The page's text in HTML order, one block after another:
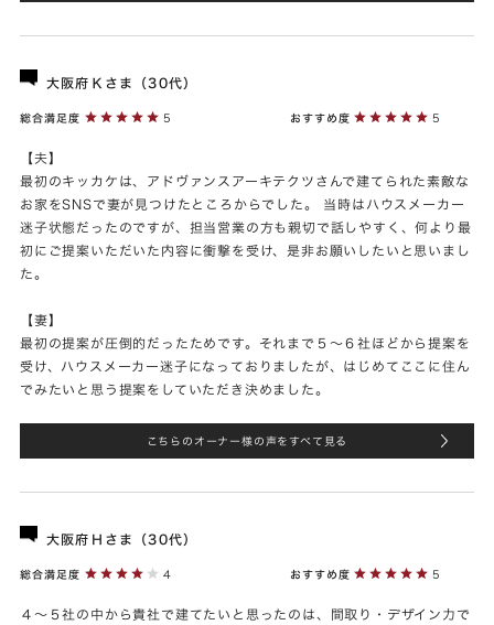
大阪府Ｋさま（30代）
総合満足度 5 おすすめ度 5
【夫】
最初のキッカケは、アドヴァンスアーキテクツさんで建てられた素敵な
お家をSNSで妻が見つけたところからでした。 当時はハウスメーカー
迷子状態だったのですが、担当営業の方も親切で話しやすく、何より最
初にご提案いただいた内容に衝撃を受け、是非お願いしたいと思いまし
た。
【妻】
最初の提案が圧倒的だったためです。それまで５～６社ほどから提案を
受け、ハウスメーカー迷子になっておりましたが、はじめてここに住ん
でみたいと思う提案をしていただき決めました。
こちらのオーナー様の声をすべて見る
大阪府Ｈさま（30代）
総合満足度 4 おすすめ度 5
４～５社の中から貴社で建てたいと思ったのは、間取り・デザイン力で